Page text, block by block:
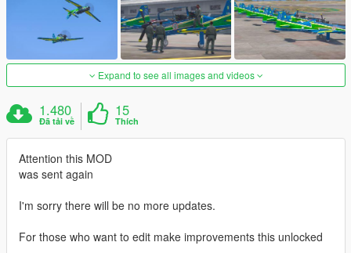
Expand to see all images and videos
1.480
Đã tải về
15
Thích
Attention this MOD
was sent again
I'm sorry there will be no more updates.
For those who want to edit make improvements this unlocked